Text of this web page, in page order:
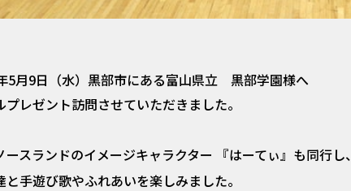
5月9日（水）黒部市にある富山県立 黒部学園様へ
プレゼント訪問させていただきました。
ースランドのイメージキャラクター
『はーてぃ』も同行し、
と手遊び歌やふれあいを楽しみました。